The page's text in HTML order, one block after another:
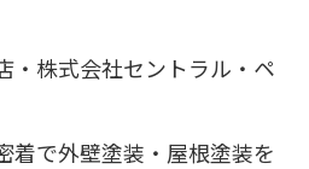
・株式会社セントラル・ペ
着で外壁塗装・屋根塗装を